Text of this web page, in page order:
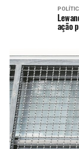
ação